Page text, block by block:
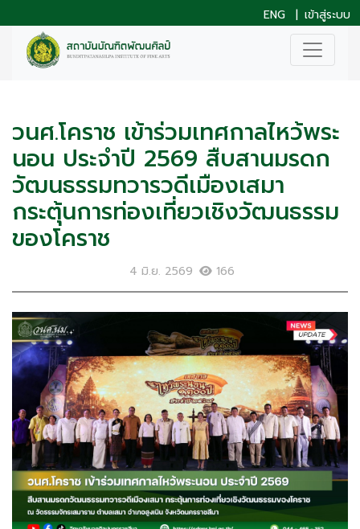
ENG | เข้าสู่ระบบ
วนศ.โคราช เข้าร่วมเทศกาลไหว้พระ
นอน ประจำปี 2569 สืบสานมรดก
วัฒนธรรมทวารวดีเมืองเสมา
กระตุ้นการท่องเที่ยวเชิงวัฒนธรรม
ของโคราช
4 มิ.ย. 2569 166